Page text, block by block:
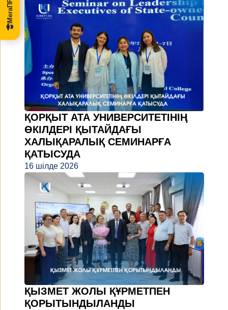
ҚОРҚЫТ АТА УНИВЕРСИТЕТІНІҢ
ӨКІЛДЕРІ ҚЫТАЙДАҒЫ
ХАЛЫҚАРАЛЫҚ СЕМИНАРҒА
ҚАТЫСУДА
16 шілде 2026
ҚЫЗМЕТ ЖОЛЫ ҚҰРМЕТПЕН
ҚОРЫТЫНДЫЛАНДЫ